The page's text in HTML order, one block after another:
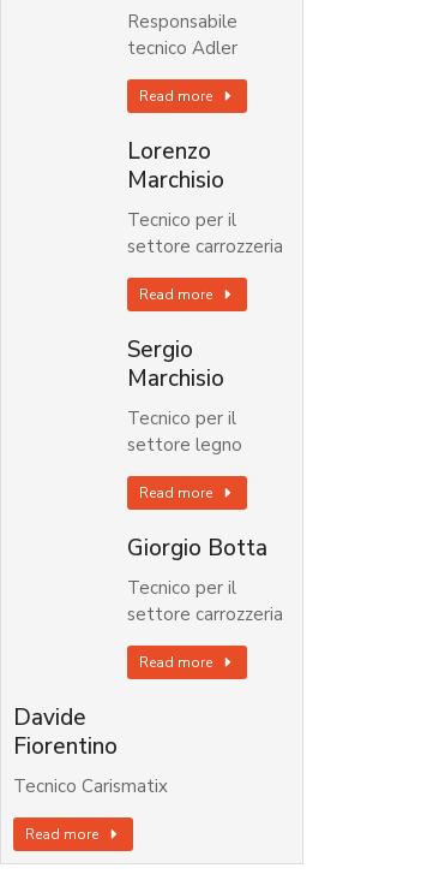
Responsabile
tecnico Adler
Read more
Lorenzo
Marchisio
Tecnico per il
settore carrozzeria
Read more
Sergio
Marchisio
Tecnico per il
settore legno
Read more
Giorgio Botta
Tecnico per il
settore carrozzeria
Read more
Davide
Fiorentino
Tecnico Carismatix
Read more